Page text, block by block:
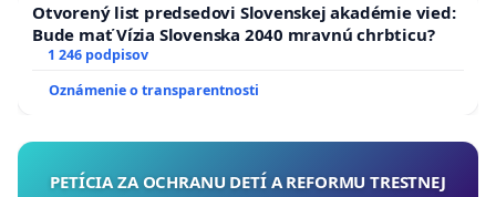
Otvorený list predsedovi Slovenskej akadémie vied:
Bude mať Vízia Slovenska 2040 mravnú chrbticu?
1 246 podpisov
Oznámenie o transparentnosti
PETÍCIA ZA OCHRANU DETÍ A REFORMU TRESTNEJ